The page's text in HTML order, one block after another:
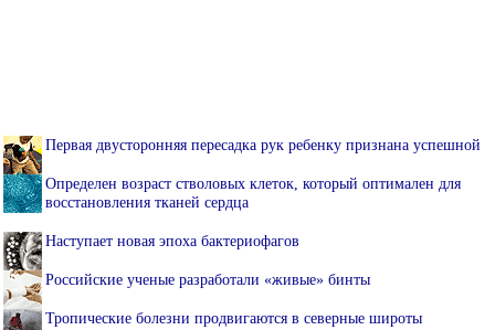
Первая двусторонняя пересадка рук ребенку признана успешной
Определен возраст стволовых клеток, который оптимален для
восстановления тканей сердца
Наступает новая эпоха бактериофагов
Российские ученые разработали «живые» бинты
Тропические болезни продвигаются в северные широты